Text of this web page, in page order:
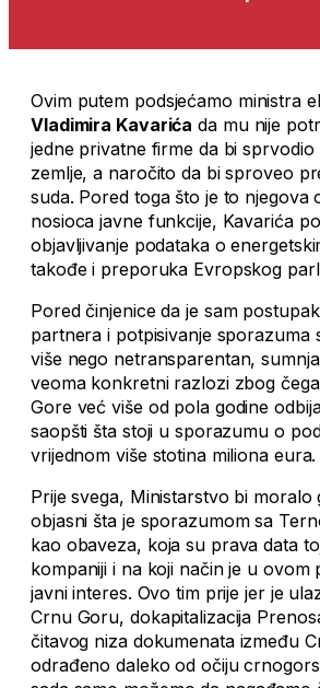
Ovim putem podsjećamo ministra
Vladimira Kavarića da mu nije
jedne privatne firme da bi
zemlje, a naročito da bi sproveo
suda. Pored toga što je to njegova
nosioca javne funkcije, Kavarića
objavljivanje podataka o
takođe i preporuka Evropskog
Pored činjenice da je sam
partnera i potpisivanje sporazuma
više nego netransparentan,
veoma konkretni razlozi zbog
Gore već više od pola godine
saopšti šta stoji u sporazumu o
vrijednom više stotina miliona eura.
Prije svega, Ministarstvo bi moralo
objasni šta je sporazumom sa
kao obaveza, koja su prava data
kompaniji i na koji način je u ovom
javni interes. Ovo tim prije jer je
Crnu Goru, dokapitalizacija
čitavog niza dokumenata između
odrađeno daleko od očiju